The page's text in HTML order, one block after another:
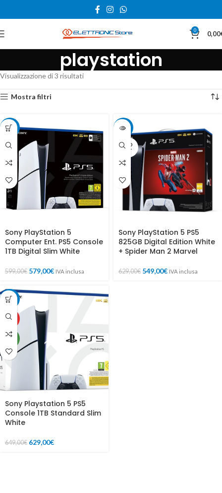
0 0,00
playstation
Visualizzazione di 3 risultati
Mostra filtri
-3%
Sony PlayStation 5
Computer Ent. PS5 Console
1TB Digital Slim White
599,00€ 579,00€ IVA inclusa
-13%
SOLD
OUT
Sony PlayStation 5 PS5
825GB Digital Edition White
+ Spider Man 2 Marvel
629,00€ 549,00€ IVA inclusa
-3%
HOT
NEW
Sony Playstation 5 PS5
Console 1TB Standard Slim
White
649,00€ 629,00€